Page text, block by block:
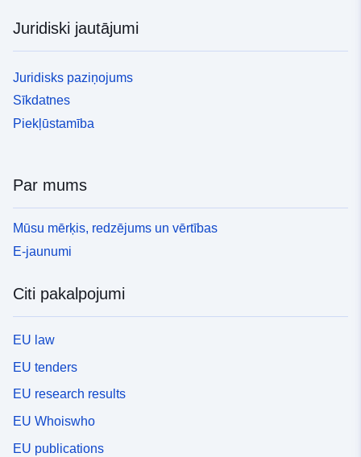
Juridiski jautājumi
Juridisks paziņojums
Sīkdatnes
Piekļūstamība
Par mums
Mūsu mērķis, redzējums un vērtības
E-jaunumi
Citi pakalpojumi
EU law
EU tenders
EU research results
EU Whoiswho
EU publications